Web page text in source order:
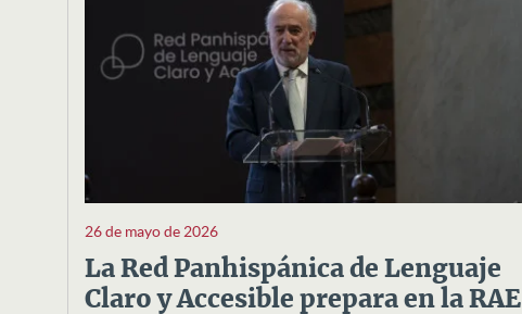
26 de mayo de 2026
La Red Panhispánica de Lenguaje
Claro y Accesible prepara en la RAE